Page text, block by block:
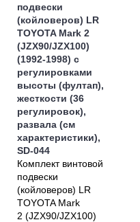
подвески
(койловеров) LR
TOYOTA Mark 2
(JZX90/JZX100)
(1992-1998) с
регулировками
высоты (фултап),
жесткости (36
регулировок),
развала (см
характеристики),
SD-044
Комплект винтовой
подвески
(койловеров) LR
TOYOTA Mark
2 (JZX90/JZX100)